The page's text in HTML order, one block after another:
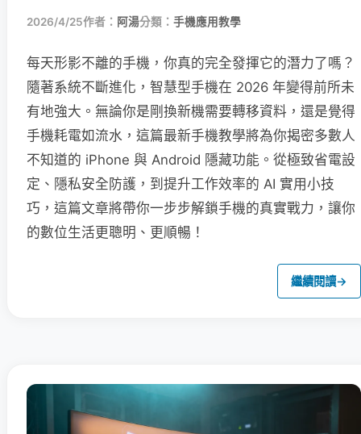
2026/4/25作者： 阿湯分類： 手機應用教學
每天形影不離的手機，你真的完全發揮它的潛力了嗎？
隨著系統不斷進化，智慧型手機在 2026 年變得前所未
有地強大。無論你是剛換新機需要轉移資料，還是覺得
手機耗電如流水，這篇最新手機教學將為你揭密多數人
不知道的 iPhone 與 Android 隱藏功能。從極致省電設
定、隱私安全防護，到提升工作效率的 AI 實用小技
巧，這篇文章將帶你一步步解鎖手機的真實戰力，讓你
的數位生活更聰明、更順暢！
繼續閱讀→